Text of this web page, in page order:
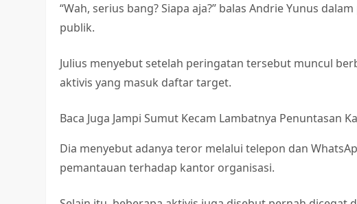
“Wah, serius bang? Siapa aja?” balas Andrie Yunus
publik.
Julius menyebut setelah peringatan tersebut muncul
aktivis yang masuk daftar target.
Baca Juga Jampi Sumut Kecam Lambatnya Penuntasan
Dia menyebut adanya teror melalui telepon dan
pemantauan terhadap kantor organisasi.